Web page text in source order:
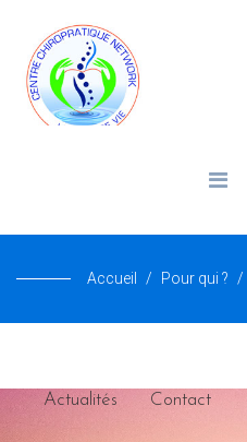
Actualités Contact
Accueil Pour qui ?